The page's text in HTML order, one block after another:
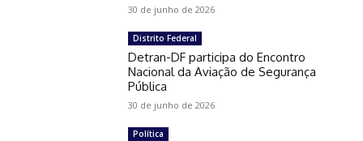
30 de junho de 2026
Distrito Federal
Detran-DF participa do Encontro
Nacional da Aviação de Segurança
Pública
30 de junho de 2026
Política